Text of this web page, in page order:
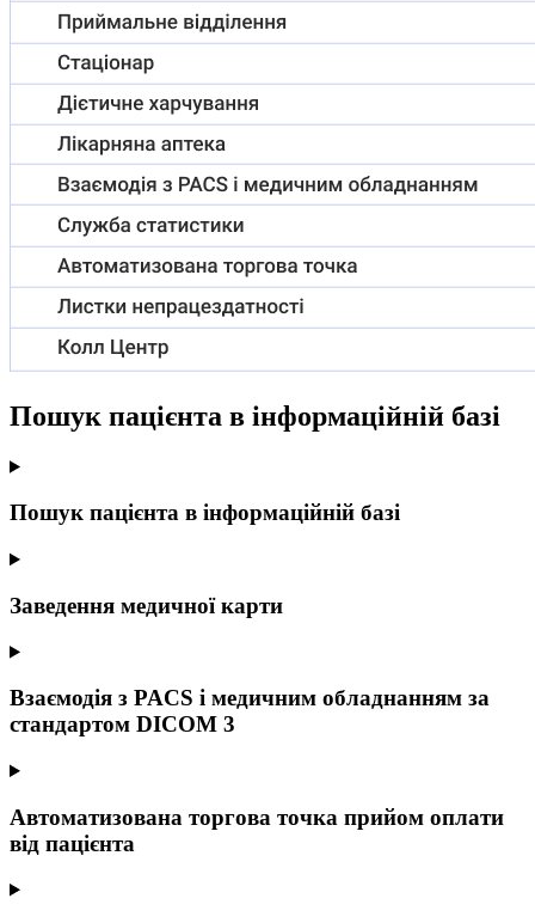
Пошук пацієнта в інформаційній базі
Пошук пацієнта в інформаційній базі
Заведення медичної карти
Взаємодія з PACS і медичним обладнанням за
стандартом DICOM 3
Автоматизована торгова точка прийом оплати
від пацієнта